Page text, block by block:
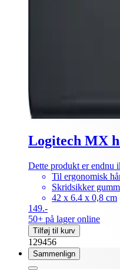
Logitech MX
Dette produkt er endnu
Til ergonomisk
Skridsikker
42 x 6.4 x 0,8 cm
149.-
50+ på lager online
Tilføj til kurv
129456
Sammenlign